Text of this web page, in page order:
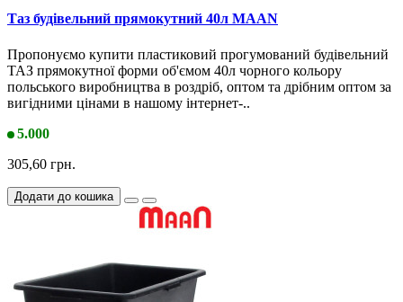
Таз будівельний прямокутний 40л MAAN
Пропонуємо купити пластиковий прогумований будівельний
ТАЗ прямокутної форми об'ємом 40л чорного кольору
польського виробництва в роздріб, оптом та дрібним оптом за
вигідними цінами в нашому інтернет-..
5.000
305,60 грн.
Додати до кошика